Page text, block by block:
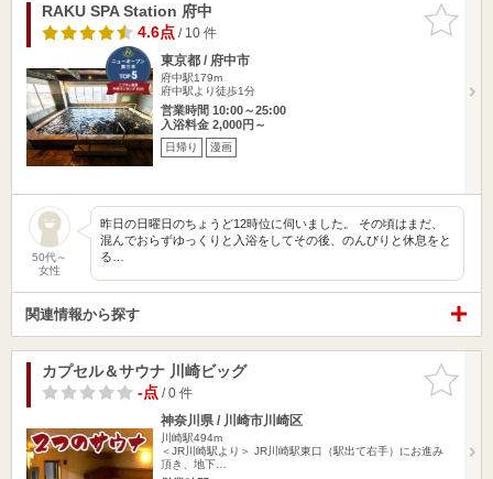
お気に入
りに追加
RAKU SPA Station 府中
4.6点/ 10 件
東京都 / 府中市
府中駅179m
府中駅より徒歩1分
営業時間 10:00～25:00
入浴料金 2,000円～
日帰り 漫画
50代～
女性
昨日の日曜日のちょうど12時位に伺いました。 その頃はまだ、
混んでおらずゆっくりと入浴をしてその後、のんびりと休息をと
る…
関連情報から探す
お気に入
りに追加
カプセル＆サウナ 川崎ビッグ
-点/ 0 件
神奈川県 / 川崎市川崎区
川崎駅494m
＜JR川崎駅より＞ JR川崎駅東口（駅出て右手）にお進み
頂き、地下…